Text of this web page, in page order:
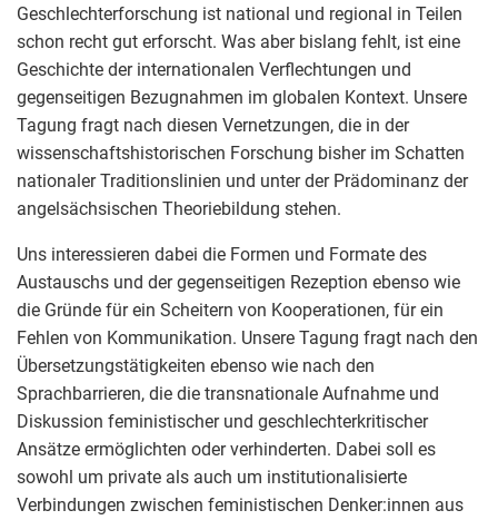
Geschlechterforschung ist national und regional in Teilen
schon recht gut erforscht. Was aber bislang fehlt, ist eine
Geschichte der internationalen Verflechtungen und
gegenseitigen Bezugnahmen im globalen Kontext. Unsere
Tagung fragt nach diesen Vernetzungen, die in der
wissenschaftshistorischen Forschung bisher im Schatten
nationaler Traditionslinien und unter der Prädominanz der
angelsächsischen Theoriebildung stehen.
Uns interessieren dabei die Formen und Formate des
Austauschs und der gegenseitigen Rezeption ebenso wie
die Gründe für ein Scheitern von Kooperationen, für ein
Fehlen von Kommunikation. Unsere Tagung fragt nach den
Übersetzungstätigkeiten ebenso wie nach den
Sprachbarrieren, die die transnationale Aufnahme und
Diskussion feministischer und geschlechterkritischer
Ansätze ermöglichten oder verhinderten. Dabei soll es
sowohl um private als auch um institutionalisierte
Verbindungen zwischen feministischen Denker:innen aus